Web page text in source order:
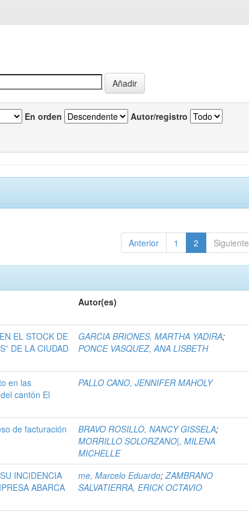
En orden Autor/registro
Anterior 1 2 Siguiente
Autor(es)
EL STOCK DE
DE LA CIUDAD
GARCIA BRIONES, MARTHA YADIRA;
PONCE VASQUEZ, ANA LISBETH
en las
cantón El
PALLO CANO, JENNIFER MAHOLY
de facturación
BRAVO ROSILLO, NANCY GISSELA;
MORRILLO SOLORZANO|, MILENA
MICHELLE
INCIDENCIA
ABARCA
me, Marcelo Eduardo;ZAMBRANO
SALVATIERRA, ERICK OCTAVIO